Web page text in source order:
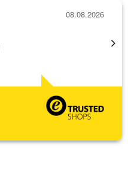
08.08.2026